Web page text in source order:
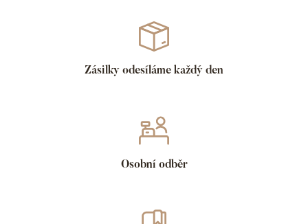
Zásilky odesíláme každý den
Osobní odběr